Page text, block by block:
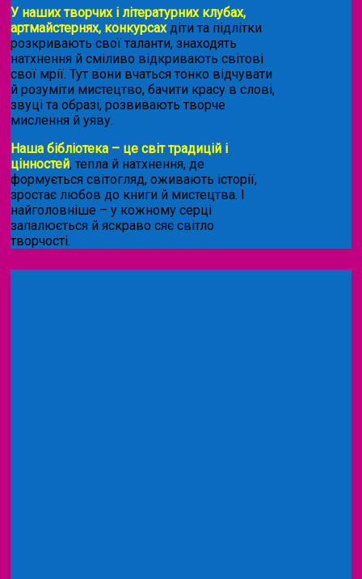
У наших творчих і літературних клубах,
артмайстернях, конкурсахдіти та підлітки
розкривають свої таланти, знаходять
натхнення й сміливо відкривають світові
свої мрії. Тут вони вчаться тонко відчувати
й розуміти мистецтво, бачити красу в слові,
звуці та образі, розвивають творче
мислення й уяву.
Наша бібліотека – це світ традицій і
цінностей, тепла й натхнення, де
формується світогляд, оживають історії,
зростає любов до книги й мистецтва. І
найголовніше – у кожному серці
запалюється й яскраво сяє світло
творчості.